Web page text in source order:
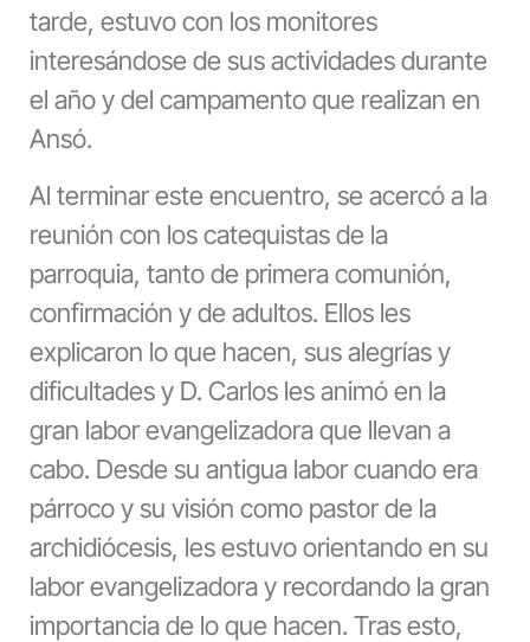
tarde, estuvo con los monitores
interesándose de sus actividades durante
el año y del campamento que realizan en
Ansó.
Al terminar este encuentro, se acercó a la
reunión con los catequistas de la
parroquia, tanto de primera comunión,
confirmación y de adultos. Ellos les
explicaron lo que hacen, sus alegrías y
dificultades y D. Carlos les animó en la
gran labor evangelizadora que llevan a
cabo. Desde su antigua labor cuando era
párroco y su visión como pastor de la
archidiócesis, les estuvo orientando en su
labor evangelizadora y recordando la gran
importancia de lo que hacen. Tras esto,